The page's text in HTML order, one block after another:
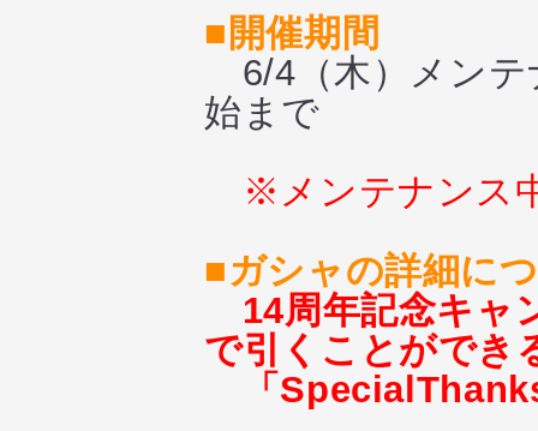
■開催期間
6/4（木）メンテ
始まで
※メンテナンス
■ガシャの詳細に
14周年記念キャ
で引くことができ
「